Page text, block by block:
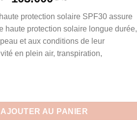
initial
était :
د.ت115.000.
actuel
est :
protection solaire SPF30 assure
haute protection solaire longue durée,
et aux conditions de leur
en plein air, transpiration,
Kids lait solaire SPF50+, 150ml
AJOUTER AU PANIER